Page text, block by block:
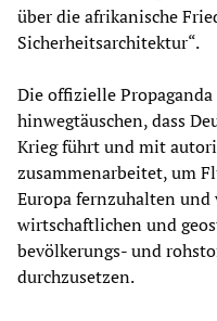
über die afrikanische
Sicherheitsarchitektur“.
Die offizielle
hinwegtäuschen, dass
Krieg führt und mit
zusammenarbeitet, um
Europa fernzuhalten
wirtschaftlichen und
bevölkerungs- und
durchzusetzen.